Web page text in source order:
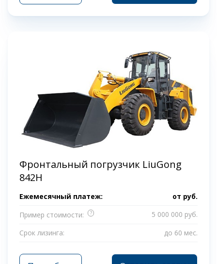
Фронтальный погрузчик LiuGong
842H
Ежемесячный платеж: от руб.
Пример стоимости:
?
5 000 000 руб.
Срок лизинга:
до 60 мес.